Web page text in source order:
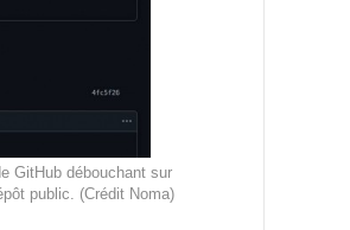
GitHub débouchant sur
public. (Crédit Noma)